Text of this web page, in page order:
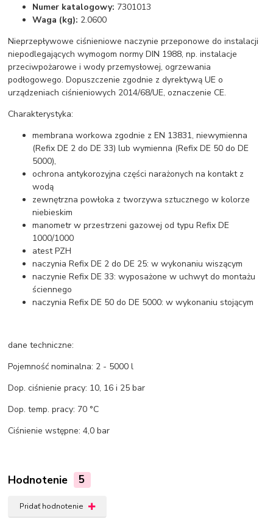
Numer katalogowy: 7301013
Waga (kg): 2.0600
Nieprzepływowe ciśnieniowe naczynie przeponowe do instalacji
niepodlegających wymogom normy DIN 1988, np. instalacje
przeciwpożarowe i wody przemysłowej, ogrzewania
podłogowego. Dopuszczenie zgodnie z dyrektywą UE o
urządzeniach ciśnieniowych 2014/68/UE, oznaczenie CE.
Charakterystyka:
membrana workowa zgodnie z EN 13831, niewymienna
(Refix DE 2 do DE 33) lub wymienna (Refix DE 50 do DE
5000),
ochrona antykorozyjna części narażonych na kontakt z
wodą
zewnętrzna powłoka z tworzywa sztucznego w kolorze
niebieskim
manometr w przestrzeni gazowej od typu Refix DE
1000/1000
atest PZH
naczynia Refix DE 2 do DE 25: w wykonaniu wiszącym
naczynie Refix DE 33: wyposażone w uchwyt do montażu
ściennego
naczynia Refix DE 50 do DE 5000: w wykonaniu stojącym
dane techniczne:
Pojemność nominalna: 2 - 5000 l
Dop. ciśnienie pracy: 10, 16 i 25 bar
Dop. temp. pracy: 70 °C
Ciśnienie wstępne: 4,0 bar
Hodnotenie 5
Pridať hodnotenie